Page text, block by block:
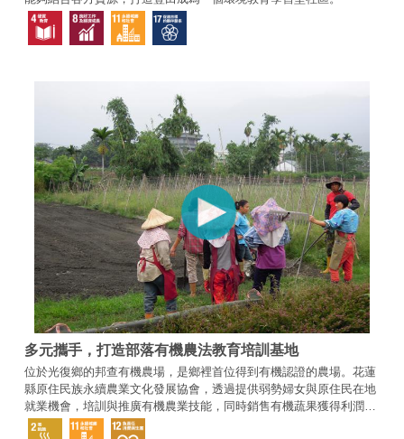
多元攜手，打造部落有機農法教育培訓基地
位於光復鄉的邦查有機農場，是鄉裡首位得到有機認證的農場。花蓮
縣原住民族永續農業文化發展協會，透過提供弱勢婦女與原住民在地
就業機會，培訓與推廣有機農業技能，同時銷售有機蔬果獲得利潤，
並且推廣阿美野菜文化，為保存生物多樣性盡一分心。